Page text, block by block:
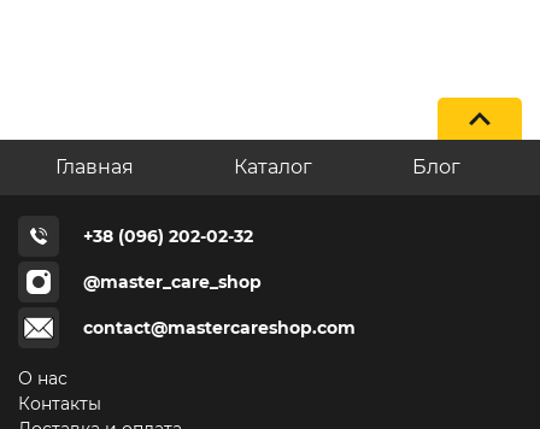
Главная Каталог Блог
+38 (096) 202-02-32
@master_care_shop
contact@mastercareshop.com
О нас
Контакты